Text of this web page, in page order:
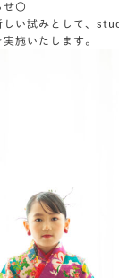
せ〇
しい試みとして、
施いたします。